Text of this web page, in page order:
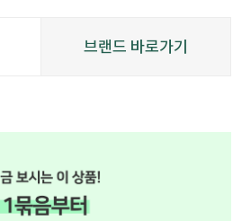
브랜드 바로가기